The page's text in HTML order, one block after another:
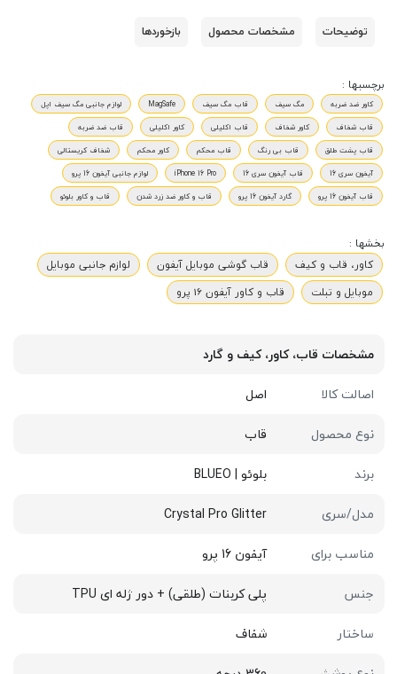
توضیحات مشخصات محصول بازخوردها
برچسبها :
کاور ضد ضربه مگ سیف قاب مگ سیف MagSafe
لوازم جانبی مگ سیف اپل
قاب شفاف
کاور شفاف قاب اکلیلی کاور اکلیلی
قاب ضد ضربه
قاب پشت طلق
قاب بی رنگ قاب محکم کاور محکم
شفاف کریستالی
آیفون سری 16
قاب آیفون سری 16 iPhone 16 Pro
لوازم جانبی آیفون 16 پرو
قاب آیفون 16 پرو
گارد آیفون 16 پرو قاب و کاور ضد زرد شدن قاب و کاور بلوئو
بخشها :
کاور، قاب و کیف
قاب گوشی موبایل آیفون
لوازم جانبی موبایل
موبایل و تبلت
قاب و کاور آیفون 16 پرو
مشخصات قاب، کاور، کیف و گارد
اصالت کالا
اصل
نوع محصول
قاب
برند
بلوئو | BLUEO
مدل/سری
Crystal Pro Glitter
مناسب برای
آیفون 16 پرو
جنس
پلی کربنات (طلقی) + دور ژله ای TPU
ساختار
شفاف